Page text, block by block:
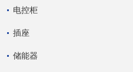
电控柜
插座
储能器